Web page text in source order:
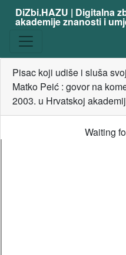
DiZbi.HAZU | Digitalna
akademije znanosti i
Pisac koji udiše i sluša
Matko Peić : govor na
2003. u Hrvatskoj
Waiting